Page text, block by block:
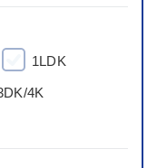
1LDK
4K